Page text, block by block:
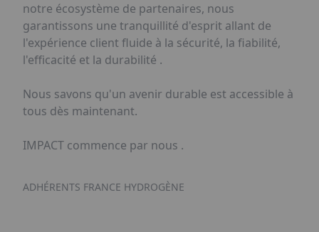
notre écosystème de partenaires, nous
garantissons une tranquillité d'esprit allant de
l'expérience client fluide à la sécurité, la fiabilité,
l'efficacité et la durabilité .
Nous savons qu'un avenir durable est accessible à
tous dès maintenant.
IMPACT commence par nous .
ADHÉRENTS FRANCE HYDROGÈNE